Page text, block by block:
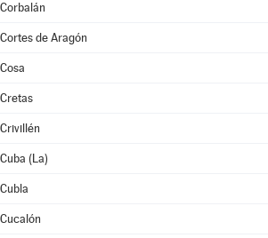
Corbalán
Cortes de Aragón
Cosa
Cretas
Crivillén
Cuba (La)
Cubla
Cucalón